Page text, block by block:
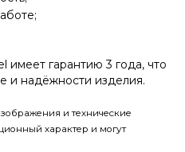
имеет гарантию 3 года, что
и надёжности изделия.
и технические
характер и могут